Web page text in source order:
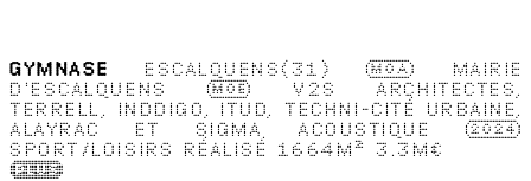
GYMNASE ESCALQUENS(31) MOA
MAIRIE
D'ESCALQUENS
MOE
V2S ARCHITECTES,
TERRELL, INDDIGO, ITUD, TECHNI-CITÉ URBAINE,
ALAYRAC ET SIGMA ACOUSTIQUE
2024
SPORT/LOISIRS RÉALISÉ 1664M 2 3.3M€
(Plus)